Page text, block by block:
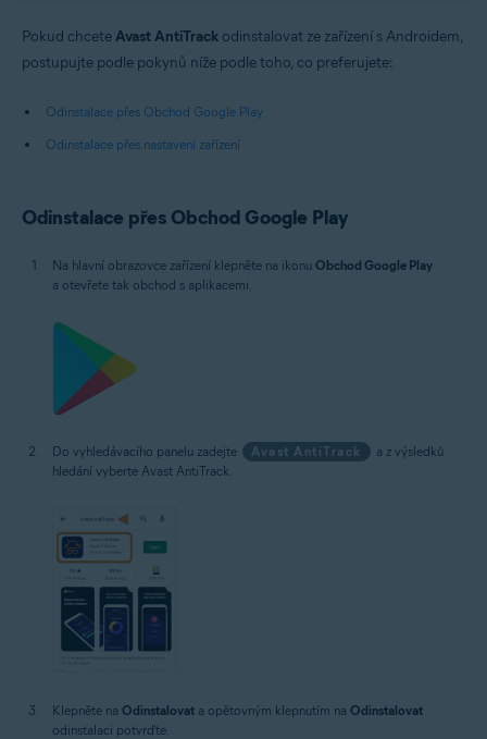
Pokud chceteAvast AntiTrack odinstalovat ze zařízení s Androidem,
postupujte podle pokynů níže podle toho, co preferujete:
Odinstalace přes Obchod Google Play
Odinstalace přes nastavení zařízení
Odinstalace přes Obchod Google Play
Na hlavní obrazovce zařízení klepněte na ikonu Obchod Google Play
a otevřete tak obchod s aplikacemi.
Do vyhledávacího panelu zadejte Avast AntiTrack
a z výsledků
hledání vyberte Avast AntiTrack.
Klepněte na Odinstalovat a opětovným klepnutím na Odinstalovat
odinstalaci potvrďte.